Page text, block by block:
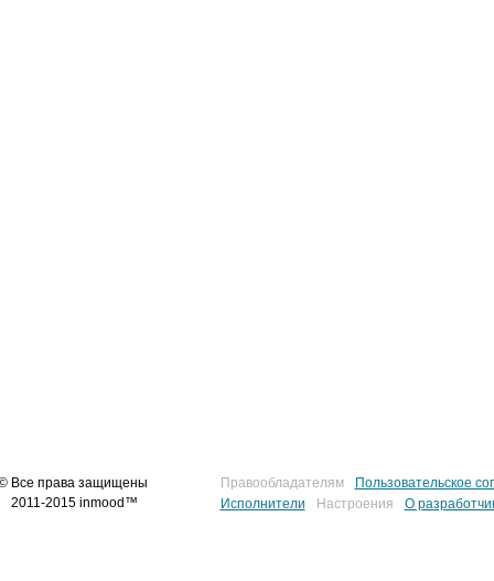
Все права защищены
2011-2015 inmood™
Правообладателям
Пользовательское
Исполнители
Настроения О